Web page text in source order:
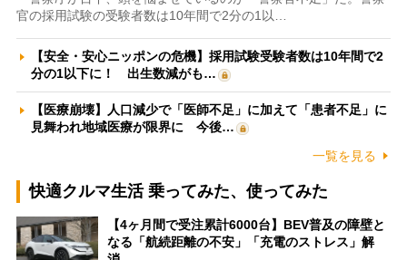
官の採用試験の受験者数は10年間で2分の1以…
【安全・安心ニッポンの危機】採用試験受験者数は10年間で2
分の1以下に！ 出生数減がも…
【医療崩壊】人口減少で「医師不足」に加えて「患者不足」に
見舞われ地域医療が限界に 今後…
一覧を見る
快適クルマ生活 乗ってみた、使ってみた
【4ヶ月間で受注累計6000台】BEV普及の障壁と
なる「航続距離の不安」「充電のストレス」解